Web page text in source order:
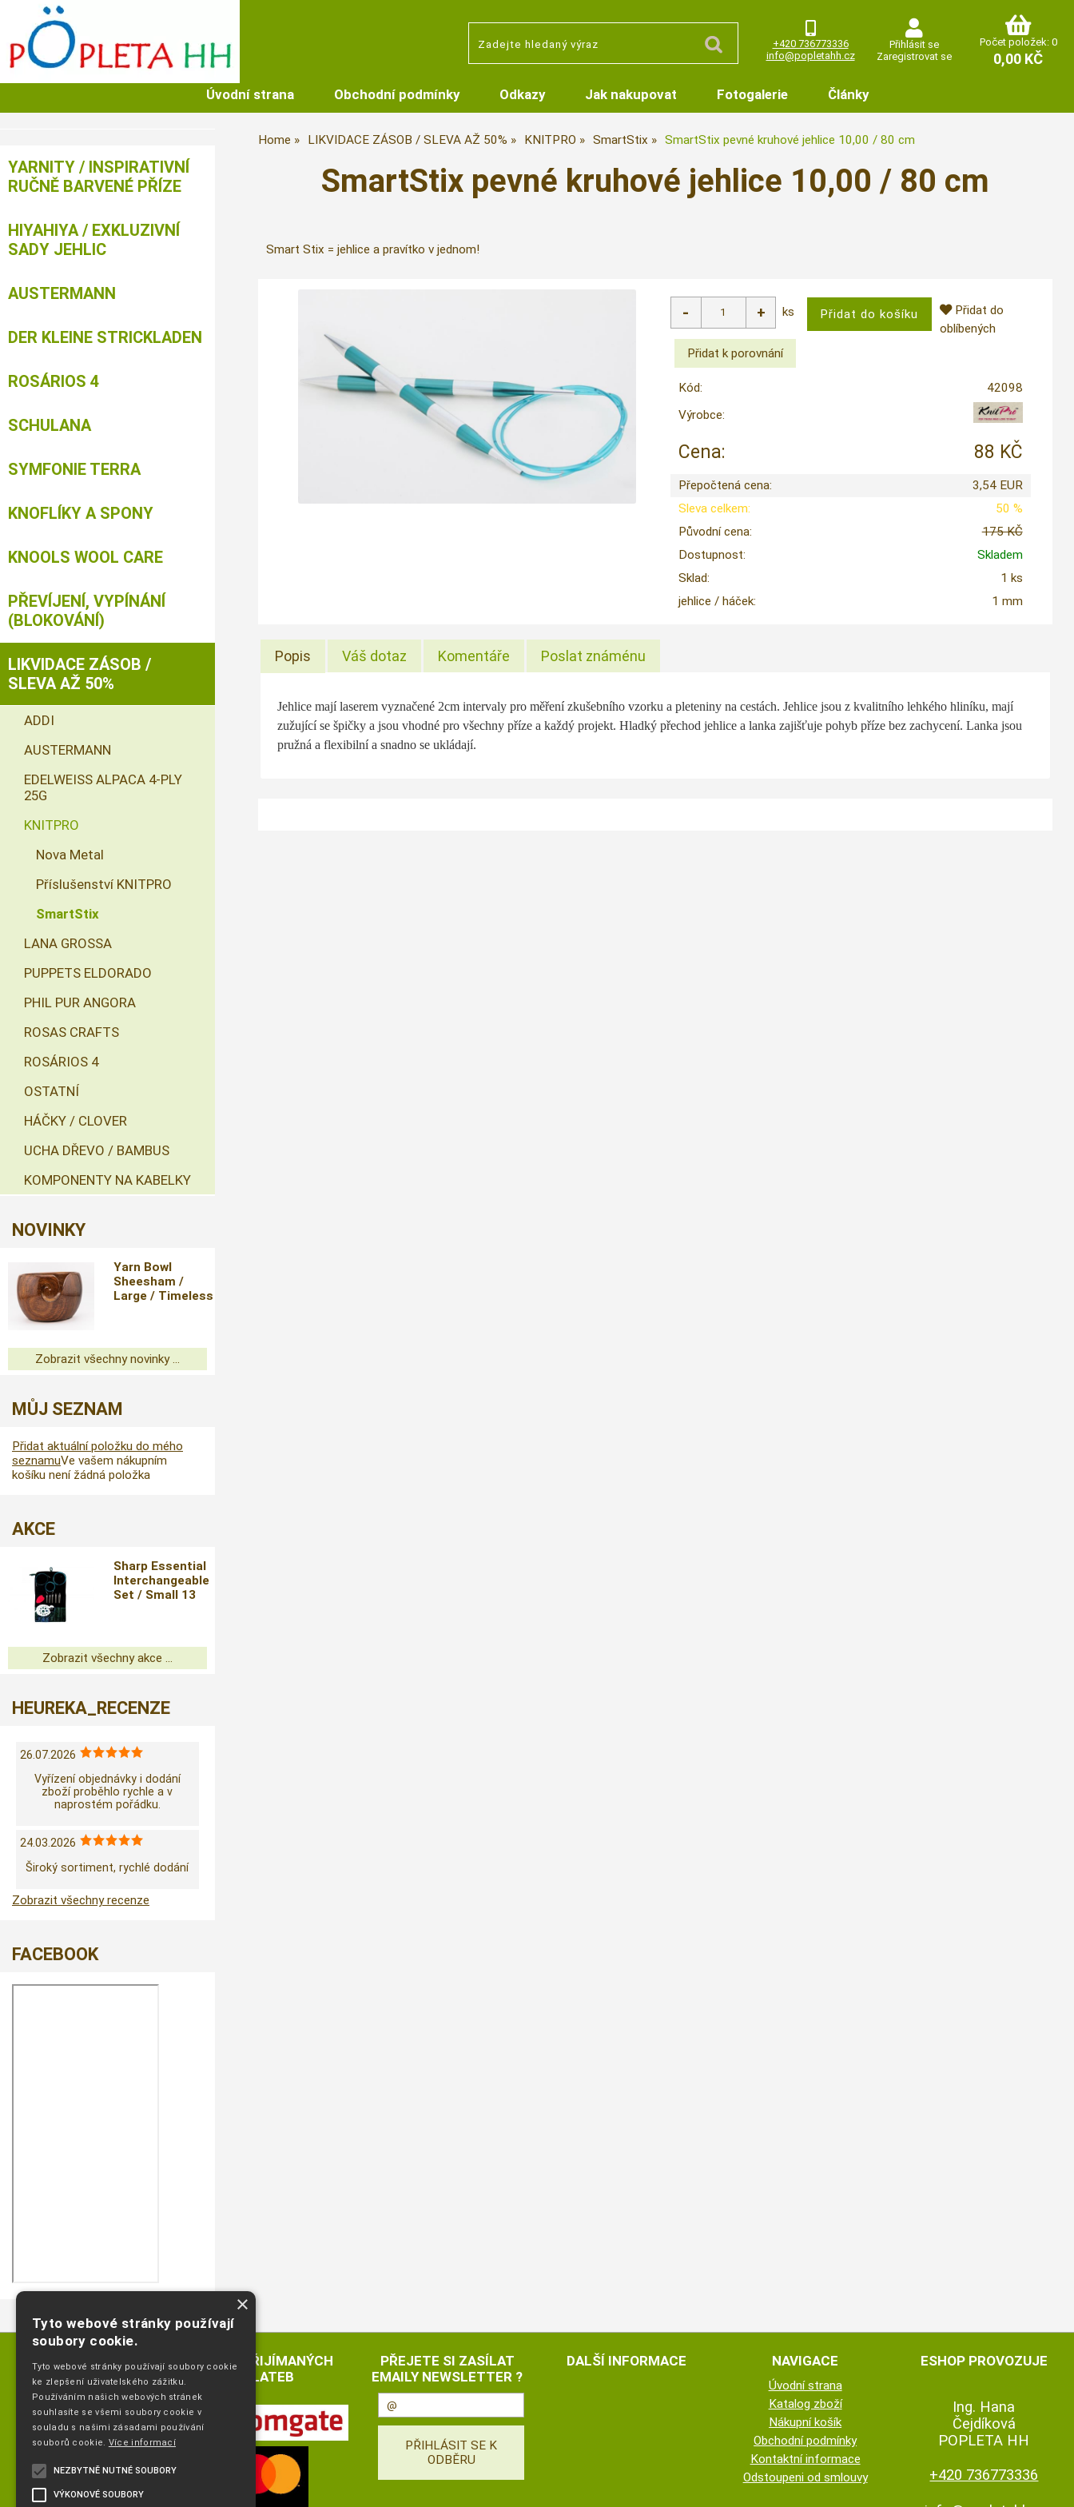
+420 736773336
info@popletahh.cz
Přihlásit se
Zaregistrovat se
Počet položek: 0
0,00 KČ
Úvodní strana Obchodní podmínky Odkazy Jak nakupovat Fotogalerie Články
Home LIKVIDACE ZÁSOB / SLEVA AŽ 50% KNITPRO SmartStix SmartStix pevné kruhové jehlice 10,00 / 80 cm
SmartStix pevné kruhové jehlice 10,00 / 80 cm
Smart Stix = jehlice a pravítko v jednom!
ks
Přidat do
oblíbených
Kód:
42098
Výrobce:
Cena: 88 KČ
Přepočtená cena:
3,54 EUR
Sleva celkem:
50 %
Původní cena:
175 KČ
Dostupnost:
Skladem
Sklad:
1 ks
jehlice / háček:
1 mm
Popis Váš dotaz Komentáře Poslat známénu
Jehlice mají laserem vyznačené 2cm intervaly pro měření zkušebního vzorku a pleteniny na cestách.Jehlice jsou z kvalitního lehkého hliníku, mají
zužující se špičky a jsou vhodnépro všechny příze a každý projekt.Hladký přechod jehlice a lanka zajišťuje pohyb příze bez zachycení. Lanka jsou
pružná a flexibilní a snadno se ukládají.
YARNITY / INSPIRATIVNÍ
RUČNĚ BARVENÉ PŘÍZE
HIYAHIYA / EXKLUZIVNÍ
SADY JEHLIC
AUSTERMANN
DER KLEINE STRICKLADEN
ROSÁRIOS 4
SCHULANA
SYMFONIE TERRA
KNOFLÍKY A SPONY
KNOOLS WOOL CARE
PŘEVÍJENÍ, VYPÍNÁNÍ
(BLOKOVÁNÍ)
LIKVIDACE ZÁSOB /
SLEVA AŽ 50%
ADDI
AUSTERMANN
EDELWEISS ALPACA 4-PLY
25G
KNITPRO
Nova Metal
Příslušenství KNITPRO
SmartStix
LANA GROSSA
PUPPETS ELDORADO
PHIL PUR ANGORA
ROSAS CRAFTS
ROSÁRIOS 4
OSTATNÍ
HÁČKY / CLOVER
UCHA DŘEVO / BAMBUS
KOMPONENTY NA KABELKY
NOVINKY
Yarn Bowl
Sheesham /
Large / Timeless
Zobrazit všechny novinky ...
MŮJ SEZNAM
Přidat aktuální položku do mého
seznamuVe vašem nákupním
košíku není žádná položka
AKCE
Sharp Essential
Interchangeable
Set / Small 13
Zobrazit všechny akce ...
HEUREKA_RECENZE
26.07.2026
Vyřízení objednávky i dodání
zboží proběhlo rychle a v
naprostém pořádku.
24.03.2026
Široký sortiment, rychlé dodání
Zobrazit všechny recenze
FACEBOOK
LOGA PŘIJÍMANÝCH
PLATEB
PŘEJETE SI ZASÍLAT
EMAILY NEWSLETTER ?
DALŠÍ INFORMACE NAVIGACE
Úvodní strana
Katalog zboží
Nákupní košík
Obchodní podmínky
Kontaktní informace
Odstoupeni od smlouvy
ESHOP PROVOZUJE
Ing. Hana
Čejdíková
POPLETA HH
+420 736773336
×
Tyto webové stránky používají
soubory cookie.
Tyto webové stránky používají soubory cookie
ke zlepšení uživatelského zážitku.
Používáním našich webových stránek
souhlasíte se všemi soubory cookie v
souladu s našimi zásadami používání
souborů cookie. Více informací
NEZBYTNĚ NUTNÉ SOUBORY
VÝKONOVÉ SOUBORY